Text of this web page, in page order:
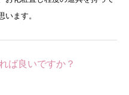
います。
ば良いですか？